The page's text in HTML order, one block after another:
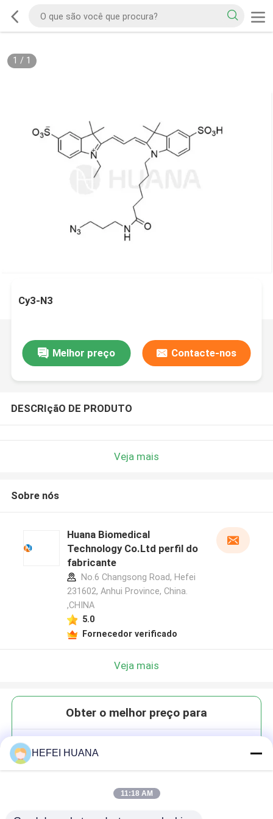
1 / 1
Cy3-N3
Melhor preço Contacte-nos
DESCRIçãO DE PRODUTO
Veja mais
Sobre nós
Huana Biomedical
Technology Co.Ltd perfil do
fabricante
No.6 Changsong Road, Hefei
231602, Anhui Province, China.
,CHINA
5.0
Fornecedor verificado
Veja mais
Obter o melhor preço para
HEFEI HUANA
11:18 AM